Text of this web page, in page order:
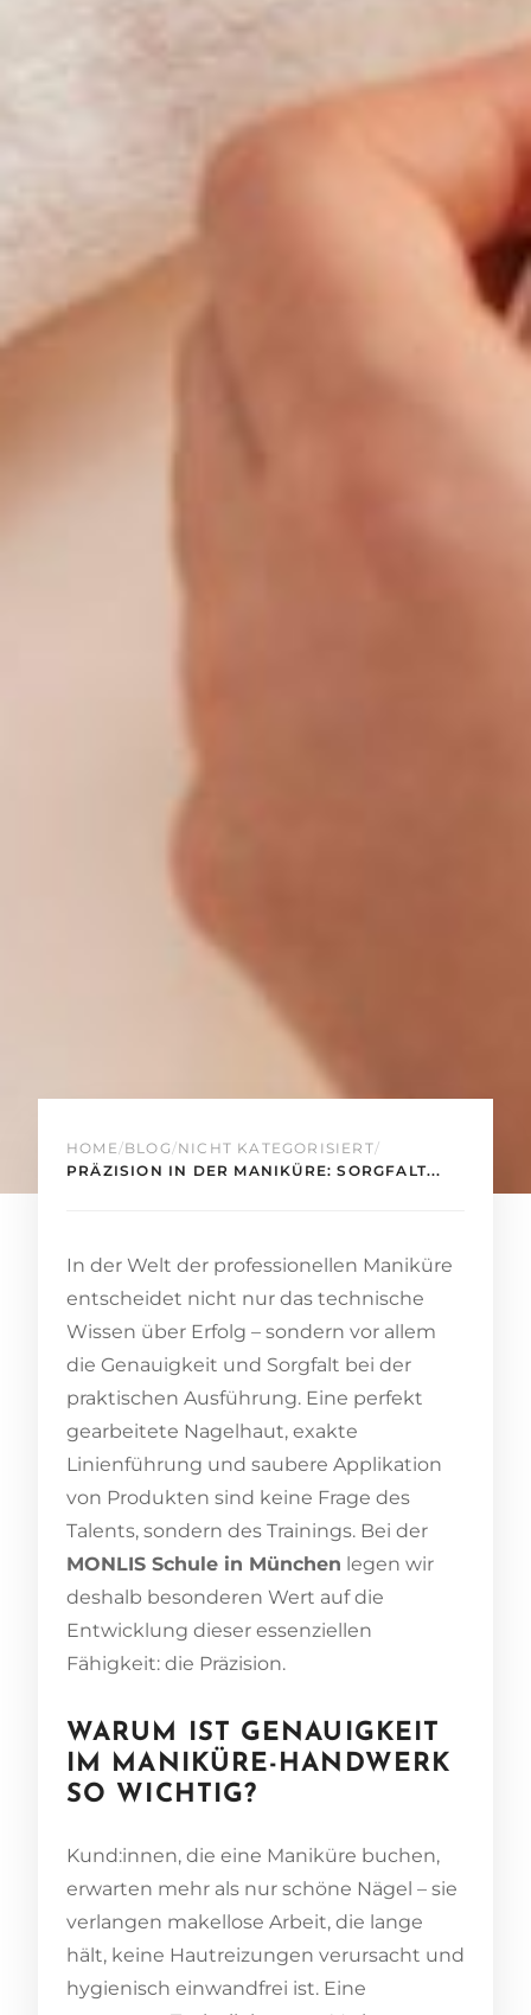
HOME/BLOG/NICHT KATEGORISIERT/
PRÄZISION IN DER MANIKÜRE: SORGFALT...
In der Welt der professionellen Maniküre
entscheidet nicht nur das technische
Wissen über Erfolg – sondern vor allem
die Genauigkeit und Sorgfalt bei der
praktischen Ausführung. Eine perfekt
gearbeitete Nagelhaut, exakte
Linienführung und saubere Applikation
von Produkten sind keine Frage des
Talents, sondern des Trainings. Bei der
MONLIS Schule in München legen wir
deshalb besonderen Wert auf die
Entwicklung dieser essenziellen
Fähigkeit: die Präzision.
WARUM IST GENAUIGKEIT
IM MANIKÜRE-HANDWERK
SO WICHTIG?
Kund:innen, die eine Maniküre buchen,
erwarten mehr als nur schöne Nägel – sie
verlangen makellose Arbeit, die lange
hält, keine Hautreizungen verursacht und
hygienisch einwandfrei ist. Eine